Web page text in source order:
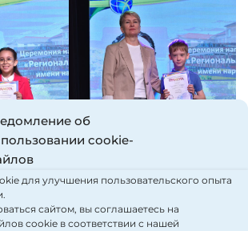
об
cookie-
для улучшения пользовательского опыта
сайтом, вы соглашаетесь на
cookie в соответствии с нашей